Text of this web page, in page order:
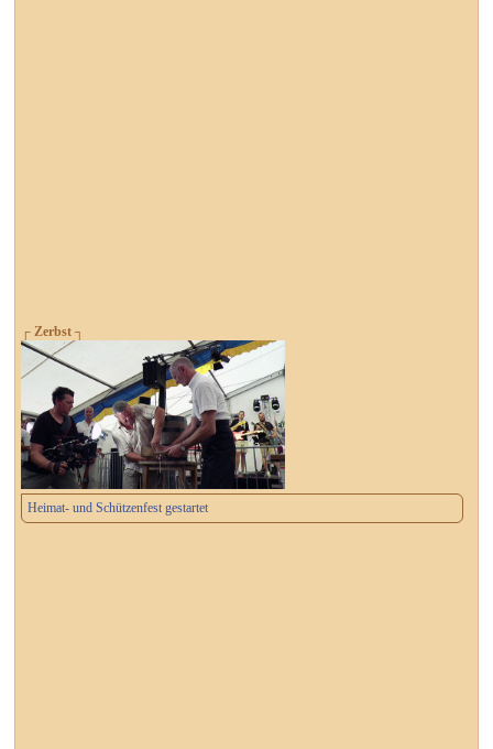
┌ Zerbst ┐
Heimat- und Schützenfest gestartet